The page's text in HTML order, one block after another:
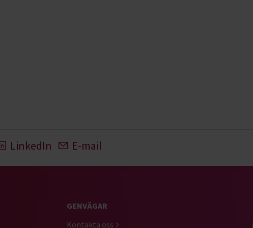
LinkedIn E-mail
GENVÄGAR
Kontakta oss